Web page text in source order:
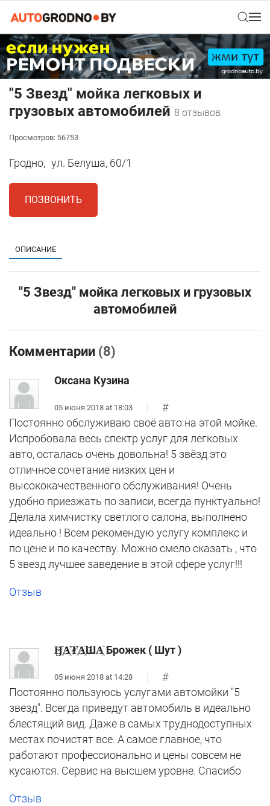
"5 Звезд" мойка легковых и
грузовых автомобилей 8 отзывов
Просмотров: 56753
Гродно, ул. Белуша, 60/1
ПОЗВОНИТЬ
ОПИСАНИЕ
"5 Звезд" мойка легковых и грузовых
автомобилей
Комментарии (8)
Оксана Кузина
05 июня 2018 at 18:03
#
Постоянно обслуживаю своё авто на этой мойке.
Испробовала весь спектр услуг для легковых
авто, осталась очень довольна! 5 звёзд это
отличное сочетание низких цен и
высококачественного обслуживания! Очень
удобно приезжать по записи, всегда пунктуально!
Делала химчистку светлого салона, выполнено
идеально ! Всем рекомендую услугу комплекс и
по цене и по качеству. Можно смело сказать , что
5 звезд лучшее заведение в этой сфере услуг!!!
Отзыв
Ӈ҈А҈₮҈А҈ША҈ Брожек ( Шут )
05 июня 2018 at 14:28
#
Постоянно пользуюсь услугами автомойки "5
звезд". Всегда приведут автомобиль в идеально
блестящий вид. Даже в самых труднодоступных
местах почистят все. А самое главное, что
работают профессионально и цены совсем не
кусаются. Сервис на высшем уровне. Спасибо
Отзыв